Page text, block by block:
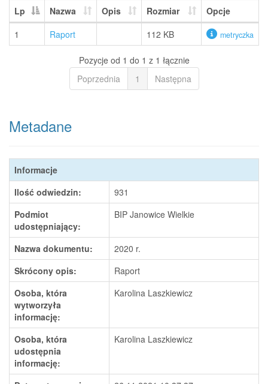
Lp Nazwa Opis Rozmiar
Opcje
1
Raport 112 KB metryczka
Pozycje od 1 do 1 z 1 łącznie
Poprzednia
1 Następna
Metadane
Informacje
Ilość odwiedzin:
931
Podmiot
udostępniający:
BIP Janowice Wielkie
Nazwa dokumentu:
2020 r.
Skrócony opis:
Raport
Osoba, która
wytworzyła
informację:
Karolina Laszkiewicz
Osoba, która
udostępnia
informację:
Karolina Laszkiewicz